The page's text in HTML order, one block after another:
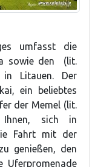
umfasst die
sowie den (lit.
in Litauen. Der
ein beliebtes
der Memel (lit.
Ihnen, sich in
Fahrt mit der
genießen, den
Uferpromenade